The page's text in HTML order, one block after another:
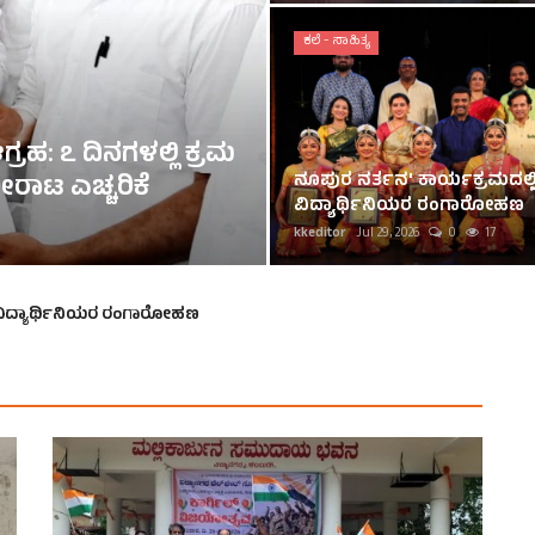
ಸಮಾಜಸೇವೆಯ ಮೂಲಕ ಆಚರಿಸಿದ
ಚವಾಣ್: ಶ್ರವಣನ್ಯೂನ್ಯತೆ ಮಕ್ಕಳಿಗೆ
ಪೆನ್ನು, ಬಟ್ಟೆ ವಿತರಣೆ
Aug 6, 2026 0 11
ಕಲೆ - ಸಾಹಿತ್ಯ
ನೂಪುರ ನರ್ತನ'
ವಿದ್ಯಾರ್ಥಿನಿಯರ ರಂಗಾರೋಹಣ
kkeditor Jul 29, 2026 0 17
ರಂಗಾರೋಹಣ
ಪುಣ್ಯಾಶ್ರಮದಲ್ಲಿ ಸೇವಾ ಕಾರ್ಯಕ್ರಮ
ಶರಣಗೌಡ ಪಾಟೀಲ್ ಪಾಳಾ ಅವರಿಗೆ ಗೌರವ ಸನ್ಮಾನ
ಹೀರಾಪೂರ